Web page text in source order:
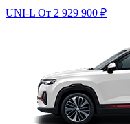
UNI-L От 2 929 900 ₽